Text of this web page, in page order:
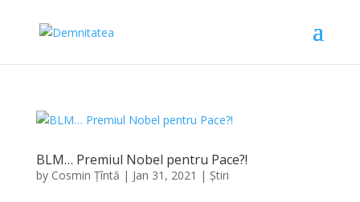
BLM… Premiul Nobel pentru Pace?!
by Cosmin Țîntă | Jan 31, 2021 | Știri